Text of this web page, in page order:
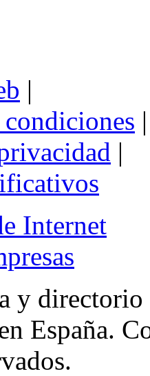
|
|
|
Internet
y directorio
España.